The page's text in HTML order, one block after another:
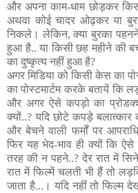
और अपना काम-धाम छोड़कर
अथवा कोई चादर ओढ़कर या
निकले। लेकिन, क्या बुरका पहनने
हुआ है.. या किसी छह महीने की
का दुष्कृत्य नहीं हुआ है?
अगर मिडिया को किसी केस का
का पोस्टमार्टम करके बतायें कि
और अगर ऐसे कपड़ो का
क्यों..? यदि छोटे कपड़े
और बेचने वाली फर्मों पर
फिर यह भेद-भाव ही क्यों कि
तरह की न पहने..? देर रात में
रात में फिल्में चलती भी हैं तो
जाता है...। यदि नहीं तो फिल्म